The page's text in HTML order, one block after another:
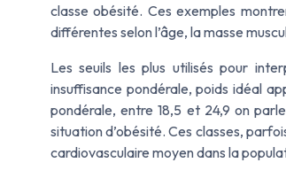
classe obésité. Ces exemples
différentes selon l’âge, la masse
Les seuils les plus utilisés pour
insuffisance pondérale, poids idéal
pondérale, entre 18,5 et 24,9 on
situation d’obésité. Ces classes,
cardiovasculaire moyen dans la